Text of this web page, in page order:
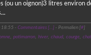
(ou un oignon)3 litres environ
18:55 - Commentaires […]- Permalien [#]
, potimarron, hiver, chaud, courge,